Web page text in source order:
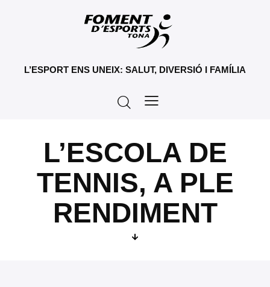
L’ESPORT ENS UNEIX: SALUT, DIVERSIÓ I FAMÍLIA
L’ESCOLA DE
TENNIS, A PLE
RENDIMENT